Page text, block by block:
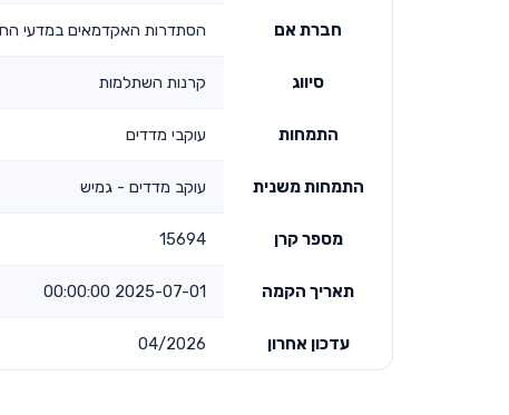
חברת אם הסתדרות האקדמאים במדעי
סיווג קרנות השתלמות
התמחות עוקבי מדדים
התמחות משנית עוקב מדדים - גמיש
מספר קרן 15694
תאריך הקמה 2025-07-01 00:00:00
עדכון אחרון 04/2026